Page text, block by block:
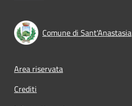
Comune di Sant'Anastasia
Footer menu
Area riservata
Crediti